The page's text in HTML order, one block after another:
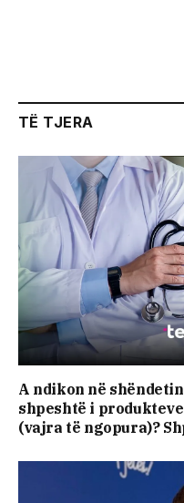
TË TJERA
A ndikon në
shpeshtë i
(vajra të ngopura)?